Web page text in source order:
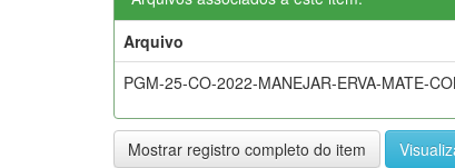
Arquivo
PGM-25-CO-2022-MANEJAR-ERVA-MATE-
Mostrar registro completo do item